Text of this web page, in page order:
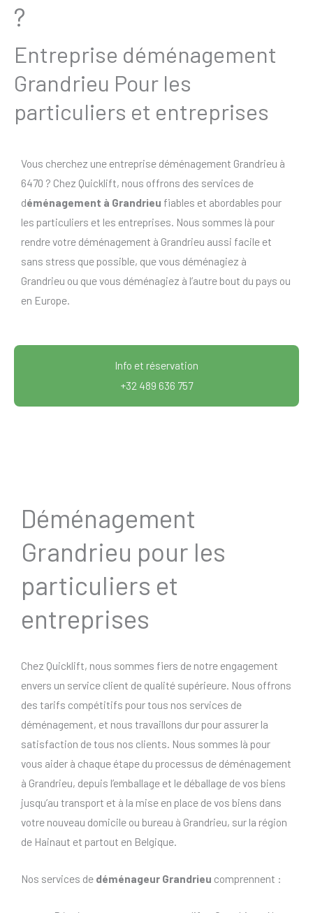
?
Entreprise déménagement
Grandrieu Pour les
particuliers et entreprises
Vous cherchez une entreprise déménagement Grandrieu à
6470 ? Chez Quicklift, nous offrons des services de
déménagement à Grandrieu fiables et abordables pour
les particuliers et les entreprises. Nous sommes là pour
rendre votre déménagement à Grandrieu aussi facile et
sans stress que possible, que vous déménagiez à
Grandrieu ou que vous déménagiez à l’autre bout du pays ou
en Europe.
Info et réservation
+32 489 636 757
Déménagement
Grandrieu pour les
particuliers et
entreprises
Chez Quicklift, nous sommes fiers de notre engagement
envers un service client de qualité supérieure. Nous offrons
des tarifs compétitifs pour tous nos services de
déménagement, et nous travaillons dur pour assurer la
satisfaction de tous nos clients. Nous sommes là pour
vous aider à chaque étape du processus de déménagement
à Grandrieu, depuis l’emballage et le déballage de vos biens
jusqu’au transport et à la mise en place de vos biens dans
votre nouveau domicile ou bureau à Grandrieu, sur la région
de Hainaut et partout en Belgique.
Nos services de déménageur Grandrieu comprennent :